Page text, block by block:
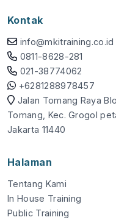
Kontak
info@mkitraining.co.id
0811-8628-281
021-38774062
+6281288978457
Jalan Tomang Raya
Tomang, Kec. Grogol
Jakarta 11440
Halaman
Tentang Kami
In House Training
Public Training